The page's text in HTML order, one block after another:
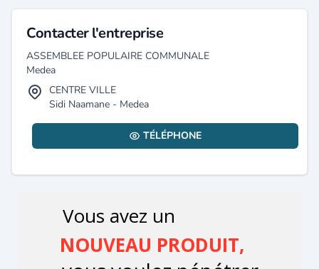
Contacter l'entreprise
ASSEMBLEE POPULAIRE COMMUNALE
Medea
CENTRE VILLE
Sidi Naamane - Medea
TÉLÉPHONE